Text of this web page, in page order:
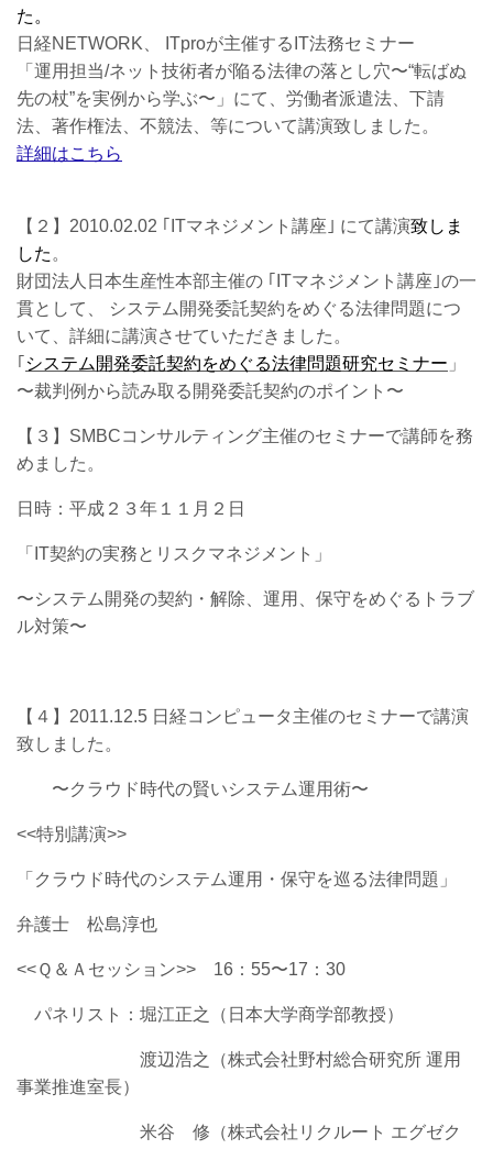
た。
日経NETWORK、 ITproが主催するIT法務セミナー
「運用担当/ネット技術者が陥る法律の落とし穴〜“転ばぬ
先の杖”を実例から学ぶ〜」にて、労働者派遣法、下請
法、著作権法、不競法、等について講演致しました。
詳細はこちら
【２】2010.02.02 ｢ITマネジメント講座｣ にて講演致しま
した 。
財団法人日本生産性本部主催の ｢ITマネジメント講座｣の一
貫として、 システム開発委託契約をめぐる法律問題につ
いて、詳細に講演させていただきました。
｢ システム開発委託契約をめぐる法律問題研究セミナー 」
〜裁判例から読み取る開発委託契約のポイント〜
【３】SMBCコンサルティング主催のセミナーで講師を務
めました。
日時：平成２３年１１月２日
「IT契約の実務とリスクマネジメント」
〜システム開発の契約・解除、運用、保守をめぐるトラブ
ル対策〜
【４】2011.12.5 日経コンピュータ主催のセミナーで講演
致しました。
〜クラウド時代の賢いシステム運用術〜
<<特別講演>>
「クラウド時代のシステム運用・保守を巡る法律問題」
弁護士 松島淳也
<<Ｑ＆Ａセッション>> 16：55〜17：30
パネリスト：堀江正之（日本大学商学部教授）
渡辺浩之（株式会社野村総合研究所 運用
事業推進室長）
米谷 修（株式会社リクルート エグゼク